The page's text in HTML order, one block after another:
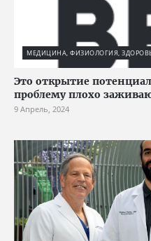
МЕДИЦИНА, ФИЗИОЛОГИЯ,
Это открытие
проблему плохо
9 Апрель, 2024